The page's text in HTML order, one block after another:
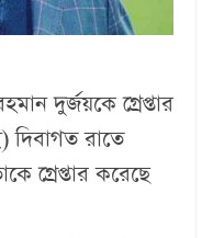
দুর্জয়কে গ্রেপ্তার
দিবাগত রাতে
গ্রেপ্তার করেছে